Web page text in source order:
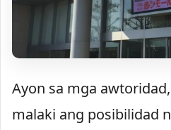
Ayon sa mga awtoridad,
malaki ang posibilidad